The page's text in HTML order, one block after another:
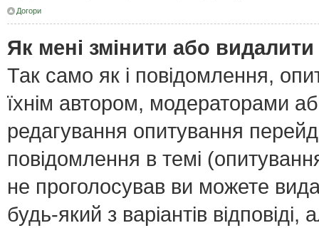
Догори
Як мені змінити або
Так само як і повідомлення,
їхнім автором, модераторами
редагування опитування
повідомлення в темі
не проголосував ви можете
будь-який з варіантів